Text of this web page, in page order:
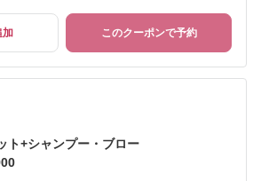
加 このクーポンで予約
ト+シャンプー・ブロー